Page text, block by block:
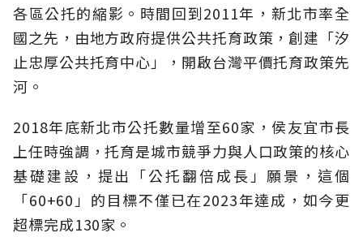
各區公托的縮影。時間回到2011年，新北市率全
國之先，由地方政府提供公共托育政策，創建「汐
止忠厚公共托育中心」，開啟台灣平價托育政策先
河。
2018年底新北市公托數量增至60家，侯友宜市長
上任時強調，托育是城市競爭力與人口政策的核心
基礎建設，提出「公托翻倍成長」願景，這個
「60+60」的目標不僅已在2023年達成，如今更
超標完成130家。